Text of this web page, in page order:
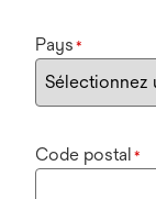
Pays *
Code postal *